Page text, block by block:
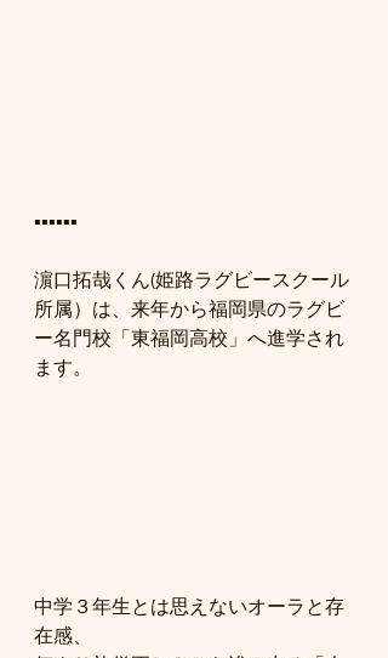
▪️▪️▪️▪️▪️▪️
濵口拓哉くん(姫路ラグビースクール
所属）は、来年から福岡県のラグビ
ー名門校「東福岡高校」へ進学され
ます。
中学３年生とは思えないオーラと存
在感、